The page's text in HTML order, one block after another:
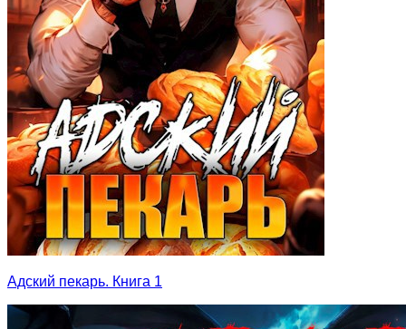
Адский пекарь. Книга 1